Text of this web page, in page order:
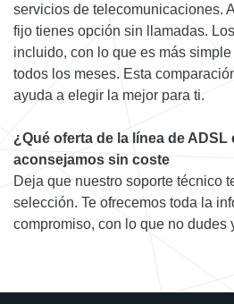
servicios de telecomunicaciones.
fijo tienes opción sin llamadas.
incluido, con lo que es más
todos los meses. Esta
ayuda a elegir la mejor para ti.
¿Qué oferta de la línea de ADSL
aconsejamos sin coste
Deja que nuestro soporte técnico
selección. Te ofrecemos toda la
compromiso, con lo que no dudes